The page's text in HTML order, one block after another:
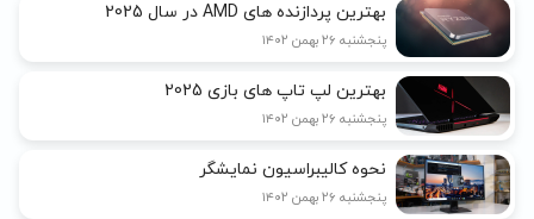
بهترین پردازنده های AMD در سال 2025
پنجشنبه ۲۶ بهمن ۱۴۰۲
بهترین لپ تاپ های بازی 2025
پنجشنبه ۲۶ بهمن ۱۴۰۲
نحوه کالیبراسیون نمایشگر
پنجشنبه ۲۶ بهمن ۱۴۰۲